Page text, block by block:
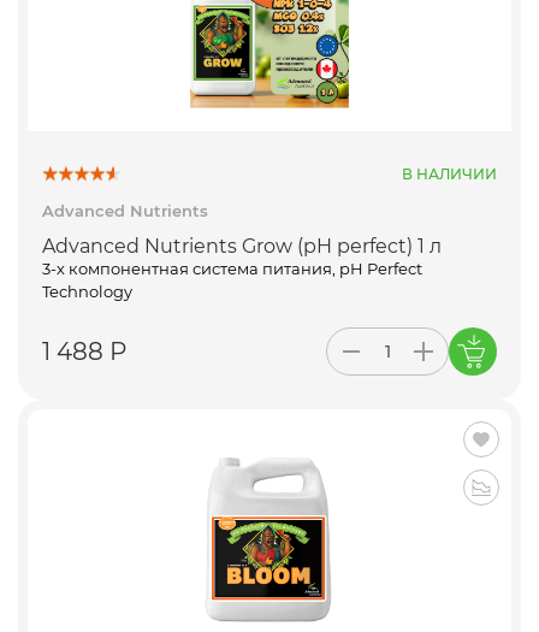
В НАЛИЧИИ
Advanced Nutrients
Advanced Nutrients Grow (pH perfect) 1 л
3-х компонентная система питания, pH Perfect
Technology
1 488 Р